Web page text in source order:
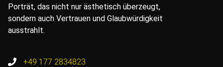
Porträt, das nicht nur ästhetisch überzeugt,
sondern auch Vertrauen und Glaubwürdigkeit
ausstrahlt.
+49 177 2834823